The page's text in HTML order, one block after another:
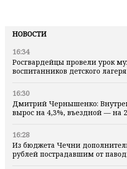
НОВОСТИ
16:34
Росгвардейцы провели урок
воспитанников детского
16:30
Дмитрий Чернышенко:
вырос на 4,3%, въездной — на
16:28
Из бюджета Чечни
рублей пострадавшим от